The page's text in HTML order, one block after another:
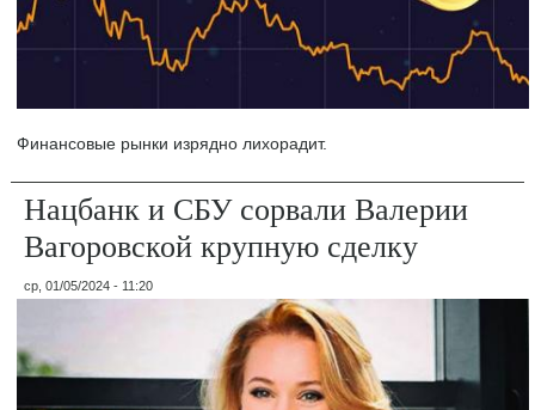
Финансовые рынки изрядно лихорадит.
Нацбанк и СБУ сорвали Валерии
Вагоровской крупную сделку
ср, 01/05/2024 - 11:20